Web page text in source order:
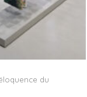
: LE PLI COMME
du